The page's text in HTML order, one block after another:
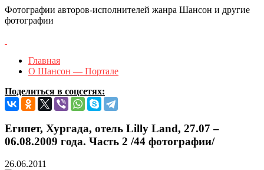
Фотографии авторов-исполнителей жанра Шансон и другие
фотографии
Главная
О Шансон — Портале
Поделиться в соцсетях:
Египет, Хургада, отель Lilly Land, 27.07 –
06.08.2009 года. Часть 2 /44 фотографии/
26.06.2011